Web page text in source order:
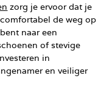
zorg je ervoor dat je
de weg op
naar een
of stevige
in
en veiliger